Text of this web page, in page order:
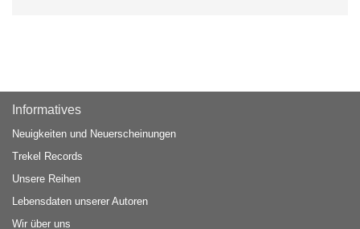
Informatives
Neuigkeiten und Neuerscheinungen
Trekel Records
Unsere Reihen
Lebensdaten unserer Autoren
Wir über uns